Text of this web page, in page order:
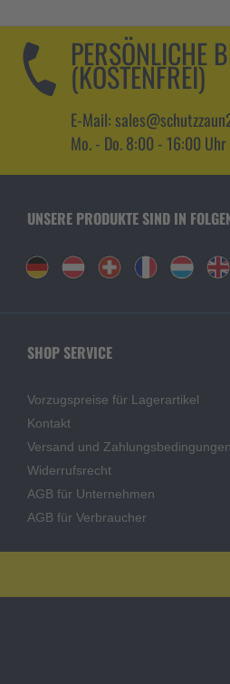
PERSÖNLICHE
(KOSTENFREI)
E-Mail:
Mo. - Do. 8:00 - 16:00
UNSERE PRODUKTE SIND IN
SHOP SERVICE
Vorzugspreise für Lagerartikel
Kontakt
Versand und Zahlungsbedingungen
Widerrufsrecht
AGB für Unternehmen
AGB für Verbraucher